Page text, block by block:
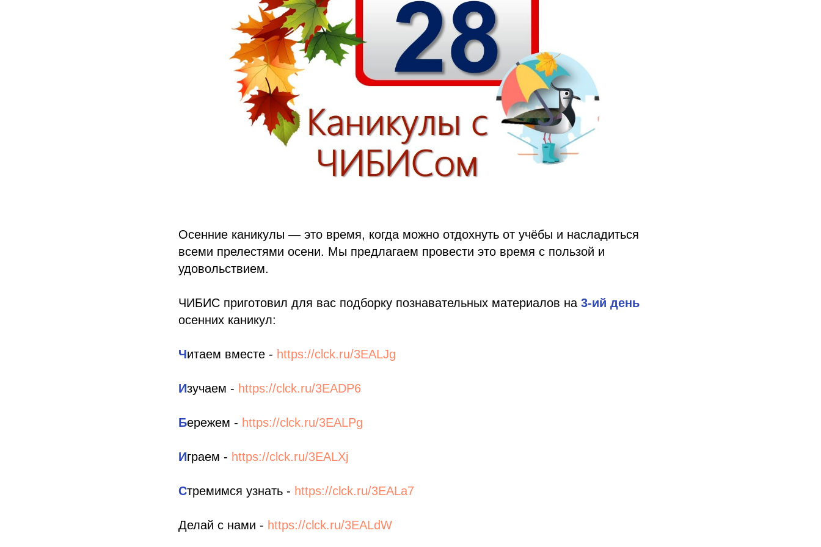
Осенние каникулы — это время, когда можно отдохнуть от учёбы и насладиться
всеми прелестями осени. Мы предлагаем провести это время с пользой и
удовольствием.
ЧИБИС приготовил для вас подборку познавательных материалов на 3-ий день
осенних каникул:
Читаем вместе - https://clck.ru/3EALJg
Изучаем - https://clck.ru/3EADP6
Бережем - https://clck.ru/3EALPg
Играем - https://clck.ru/3EALXj
Стремимся узнать - https://clck.ru/3EALa7
Делай с нами - https://clck.ru/3EALdW